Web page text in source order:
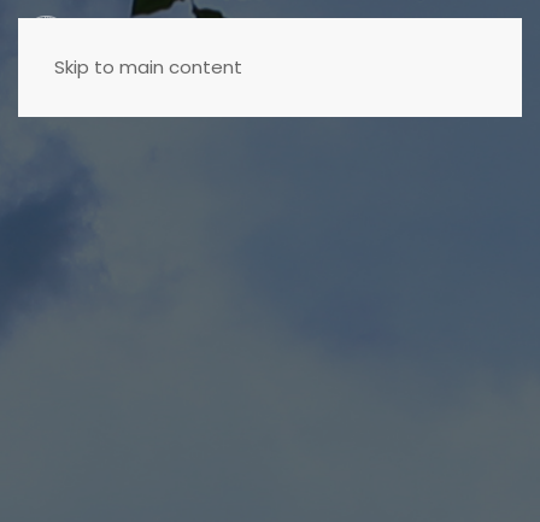
Skip to main content